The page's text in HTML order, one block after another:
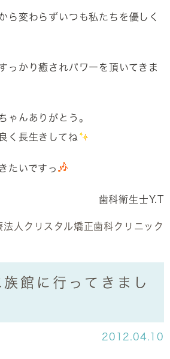
ら変わらずいつも私たちを優しく
っかり癒されパワーを頂いてきま
ゃんありがとう。
く長生きしてね
たいですっ
歯科衛生士Y.T
法人クリスタル矯正歯科クリニック
館に行ってきまし
2012.04.10